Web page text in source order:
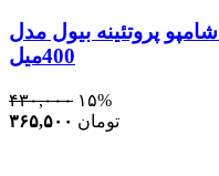
شامپو پروتئینه بيول مدل Protein Therapy حجم
400ميل
۴۳۰,۰۰۰ ۱۵%
۳۶۵,۵۰۰ تومان